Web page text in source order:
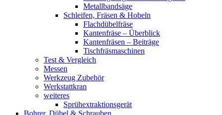
Metallbandsäge
Schleifen, Fräsen & Hobeln
Flachdübelfräse
Kantenfräse – Überblick
Kantenfräsen – Beiträge
Tischfräsmaschinen
Test & Vergleich
Messen
Werkzeug Zubehör
Werkstattkran
weiteres
Sprühextraktionsgerät
Bohrer, Dübel & Schrauben